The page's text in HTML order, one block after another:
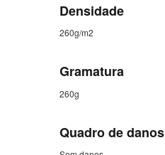
Densidade
260g/m2
Gramatura
260g
Quadro de danos